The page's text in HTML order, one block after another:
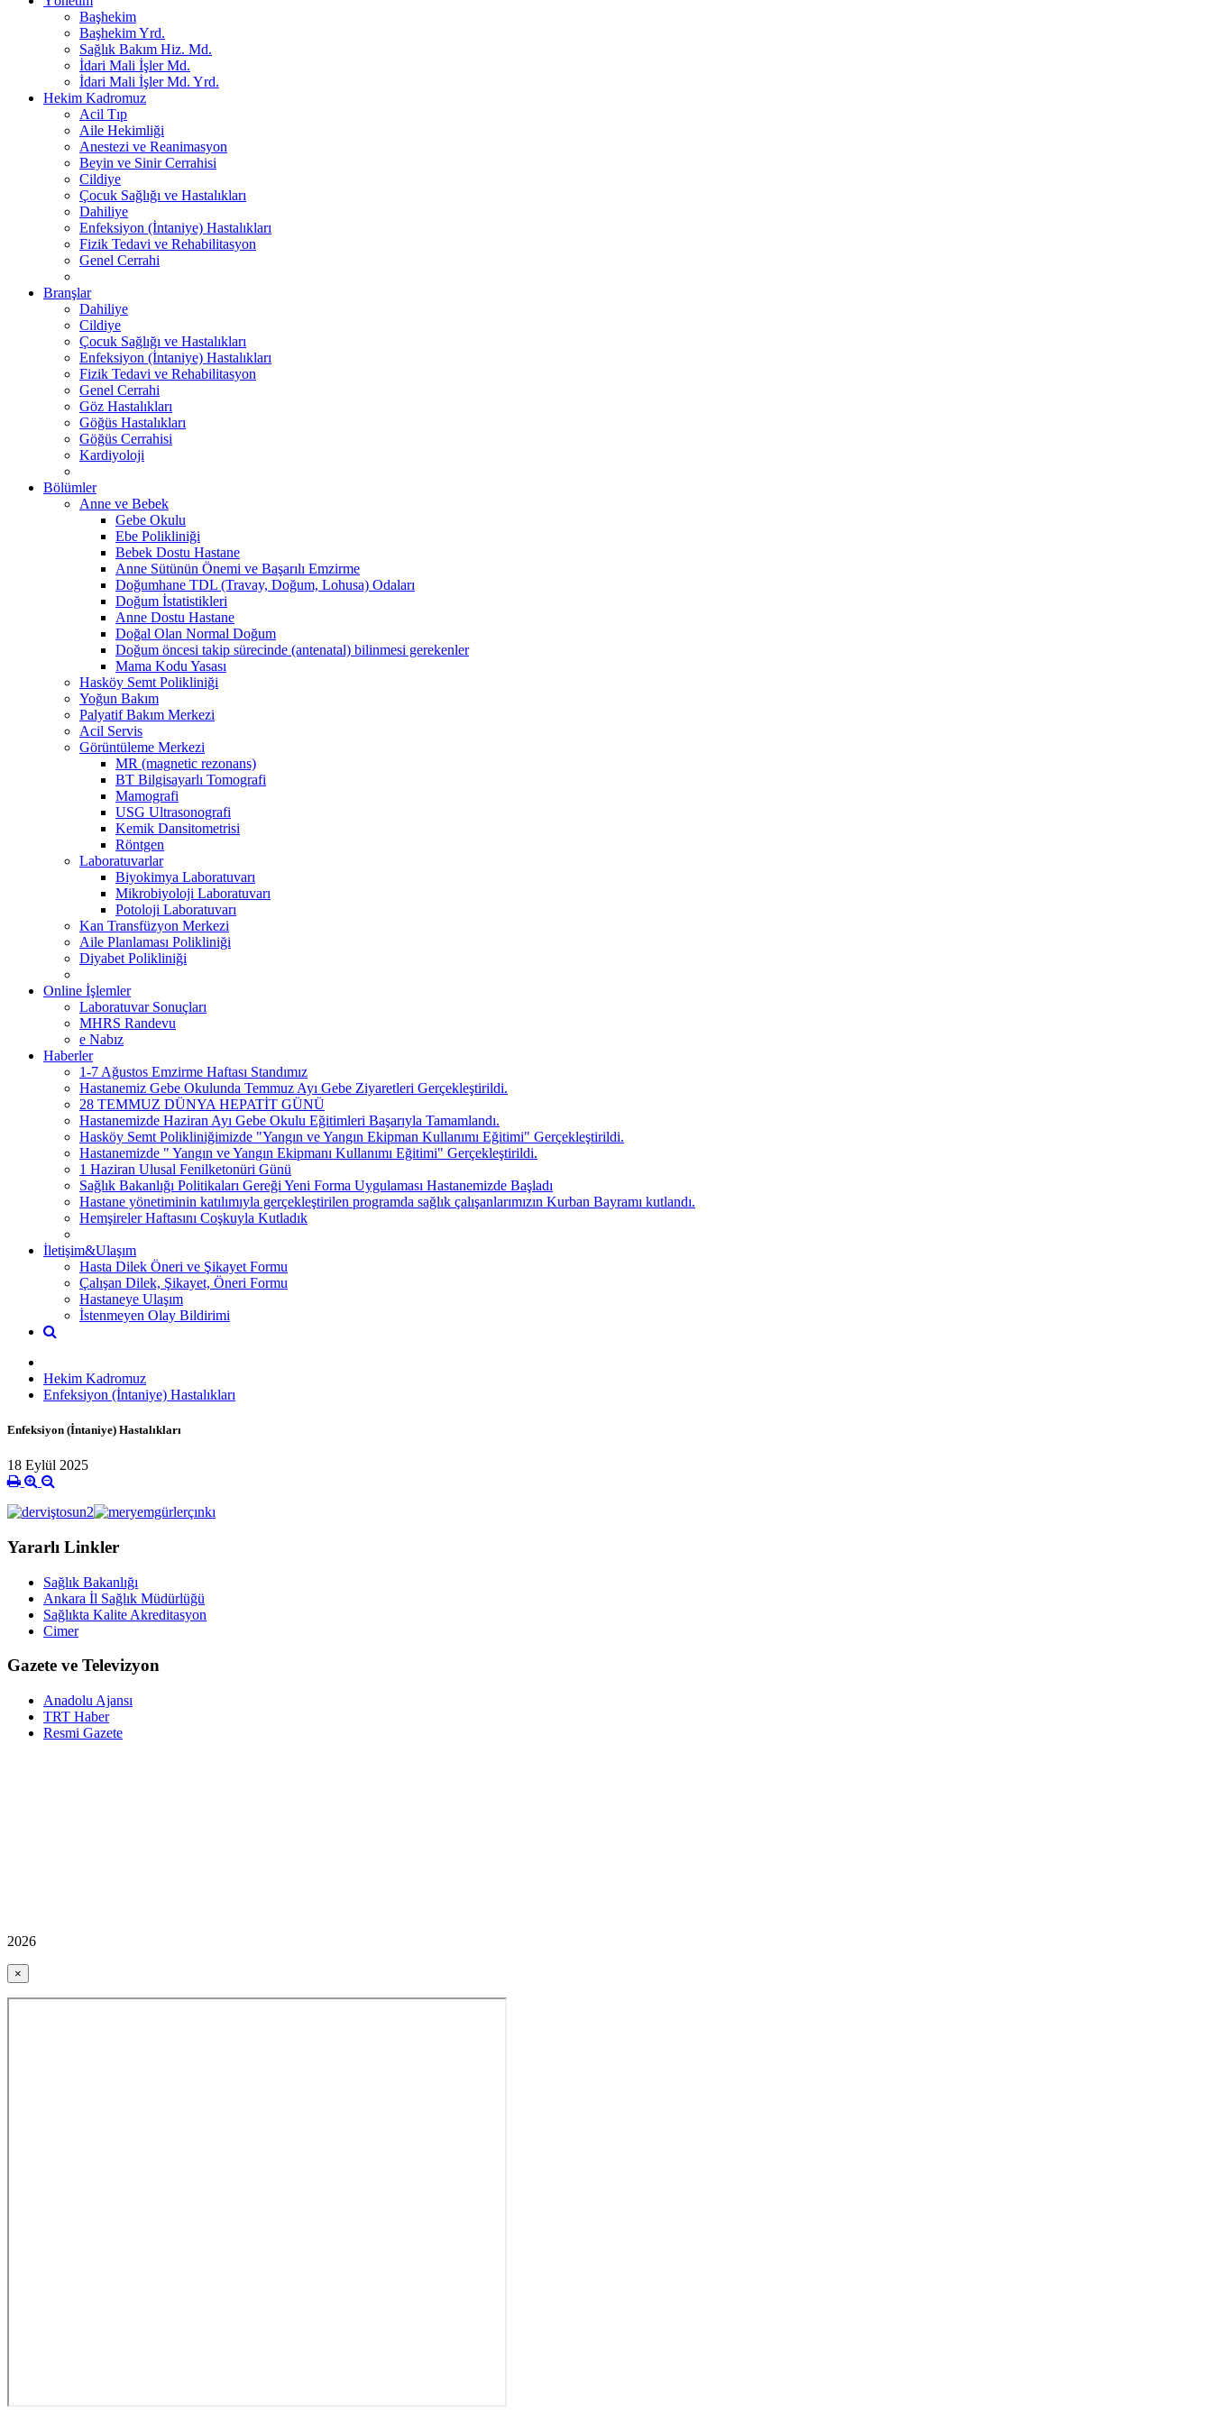
Başhekim
Başhekim Yrd.
Sağlık Bakım Hiz. Md.
İdari Mali İşler Md.
İdari Mali İşler Md. Yrd.
Hekim Kadromuz
Acil Tıp
Aile Hekimliği
Anestezi ve Reanimasyon
Beyin ve Sinir Cerrahisi
Cildiye
Çocuk Sağlığı ve Hastalıkları
Dahiliye
Enfeksiyon (İntaniye) Hastalıkları
Fizik Tedavi ve Rehabilitasyon
Genel Cerrahi
Branşlar
Dahiliye
Cildiye
Çocuk Sağlığı ve Hastalıkları
Enfeksiyon (İntaniye) Hastalıkları
Fizik Tedavi ve Rehabilitasyon
Genel Cerrahi
Göz Hastalıkları
Göğüs Hastalıkları
Göğüs Cerrahisi
Kardiyoloji
Bölümler
Anne ve Bebek
Gebe Okulu
Ebe Polikliniği
Bebek Dostu Hastane
Anne Sütünün Önemi ve Başarılı Emzirme
Doğumhane TDL (Travay, Doğum, Lohusa) Odaları
Doğum İstatistikleri
Anne Dostu Hastane
Doğal Olan Normal Doğum
Doğum öncesi takip sürecinde (antenatal) bilinmesi gerekenler
Mama Kodu Yasası
Hasköy Semt Polikliniği
Yoğun Bakım
Palyatif Bakım Merkezi
Acil Servis
Görüntüleme Merkezi
MR (magnetic rezonans)
BT Bilgisayarlı Tomografi
Mamografi
USG Ultrasonografi
Kemik Dansitometrisi
Röntgen
Laboratuvarlar
Biyokimya Laboratuvarı
Mikrobiyoloji Laboratuvarı
Potoloji Laboratuvarı
Kan Transfüzyon Merkezi
Aile Planlaması Polikliniği
Diyabet Polikliniği
Online İşlemler
Laboratuvar Sonuçları
MHRS Randevu
e Nabız
Haberler
1-7 Ağustos Emzirme Haftası Standımız
Hastanemiz Gebe Okulunda Temmuz Ayı Gebe Ziyaretleri Gerçekleştirildi.
28 TEMMUZ DÜNYA HEPATİT GÜNÜ
Hastanemizde Haziran Ayı Gebe Okulu Eğitimleri Başarıyla Tamamlandı.
Hasköy Semt Polikliniğimizde "Yangın ve Yangın Ekipman Kullanımı Eğitimi" Gerçekleştirildi.
Hastanemizde " Yangın ve Yangın Ekipmanı Kullanımı Eğitimi" Gerçekleştirildi.
1 Haziran Ulusal Fenilketonüri Günü
Sağlık Bakanlığı Politikaları Gereği Yeni Forma Uygulaması Hastanemizde Başladı
Hastane yönetiminin katılımıyla gerçekleştirilen programda sağlık çalışanlarımızın Kurban Bayramı kutlandı.
Hemşireler Haftasını Coşkuyla Kutladık
İletişim&Ulaşım
Hasta Dilek Öneri ve Şikayet Formu
Çalışan Dilek, Şikayet, Öneri Formu
Hastaneye Ulaşım
İstenmeyen Olay Bildirimi
Hekim Kadromuz
Enfeksiyon (İntaniye) Hastalıkları
Enfeksiyon (İntaniye) Hastalıkları
18 Eylül 2025
Yararlı Linkler
Sağlık Bakanlığı
Ankara İl Sağlık Müdürlüğü
Sağlıkta Kalite Akreditasyon
Cimer
Gazete ve Televizyon
Anadolu Ajansı
TRT Haber
Resmi Gazete
2026
×